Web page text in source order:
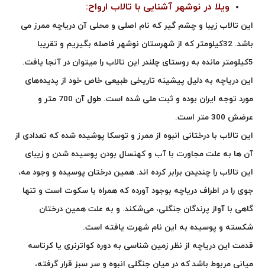
ویلا در نوشهر آشنایی با تالاب ارواح:
این تالاب زیبا و چشم گیر که نام اصلی و محلی آن دریاچه ممرز می
باشد. 32کیلومتر که از شهرستان نوشهر فاصله بگیریم و تقریبا
5کیلومتر مانده به روستای چلندر این تالاب را میتوان در آنجا یافت.
این دریاچه به دلیل پیشینه تاریخی طبیعی خاص خود از پدیده‌های
مورد توجه ایران بوده و ثبت ملی شده است. طول آن 700 متر و
عرضش 300 متر است.
این تالاب با درختانی انبوه از ممرز و توسکا پوشیده شده که تعدادی از
آن ها به علت مجاورت با آب و کهنسال بودن پوسیده شدن و زیبای
این تالاب را چندیدن برابر کرده اند. همین درختان پوسیده و وجود مه،
جوی را در اطراف دریاچه بوجود آورده که همراه با سکوت است و تنها
گاهی با آواز پرندگان جنگلی، می‌شکند. و به علت همین درختان
شکسته و پوسیده به این نام شهرت یافته است.
قدمت این دریاچه از نظر زمین شناسی به دوره کواترنری یا کرتاسه
میانی مربوط باشد که در میان جنگلی انبوه و سر سبز قرار گرفته،